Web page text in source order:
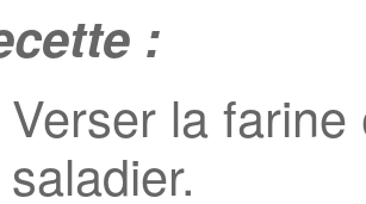
:
Verser la
saladier.